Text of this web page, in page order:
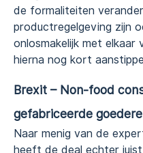
de formaliteiten
productregelgeving zijn
onlosmakelijk met elkaar
hierna nog kort
Brexit – Non-food
gefabriceerde
Naar menig van de
heeft de deal echter